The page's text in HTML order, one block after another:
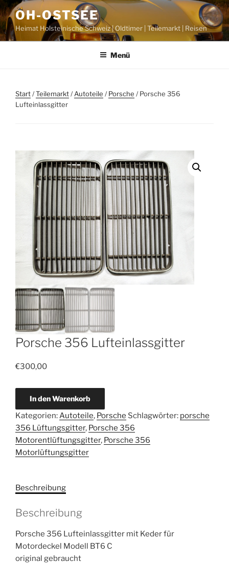
Zum
Inhalt
springen
OH-OSTSEE
Heimat Holsteinische Schweiz | Oldtimer | Teilemarkt | Reisen
Menü
Start/Teilemarkt/Autoteile /Porsche / Porsche 356
Lufteinlassgitter
Porsche 356 Lufteinlassgitter
€300,00
Porsche
Lufteinlassgitter
Menge
In den Warenkorb
Kategorien:Autoteile, Porsche Schlagwörter: porsche
356 Lüftungsgitter, Porsche 356
Motorentlüftungsgitter, Porsche 356
Motorlüftungsgitter
Beschreibung
Beschreibung
Porsche 356 Lufteinlassgitter mit Keder für
Motordeckel Modell BT6 C
original gebraucht